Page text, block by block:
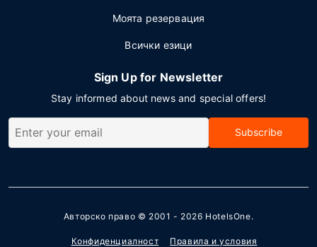
Моята резервация
Всички езици
Sign Up for Newsletter
Stay informed about news and special offers!
Subscribe
Авторско право © 2001 - 2026 HotelsOne.
Конфиденциалност Правила и условия